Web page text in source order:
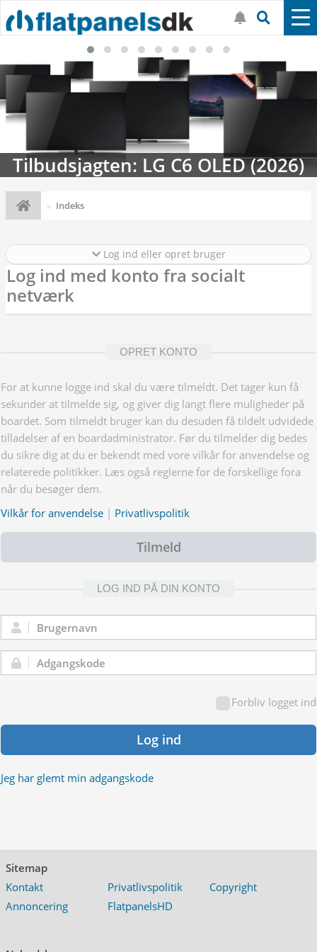
Tilbudsjagten: LG C6 OLED (2026)
Indeks
Log ind eller opret bruger
Log ind med konto fra socialt
netværk
OPRET KONTO
For at kunne logge ind skal du være tilmeldt. Det tager kun få
sekunder at tilmelde sig, og giver dig langt flere muligheder på
boardet. Som tilmeldt bruger kan du desuden få tildelt udvidede
tilladelser af en boardadministrator. Før du tilmelder dig bedes
du sikre dig at du er bekendt med vore vilkår for anvendelse og
relaterede politikker. Læs også reglerne for de forskellige fora
når du besøger dem.
Vilkår for anvendelse | Privatlivspolitik
Tilmeld
LOG IND PÅ DIN KONTO
Brugernavn:
Adgangskode:
Forbliv logget ind
Log ind
Jeg har glemt min adgangskode
Sitemap
Kontakt
Privatlivspolitik
Copyright
Annoncering
FlatpanelsHD